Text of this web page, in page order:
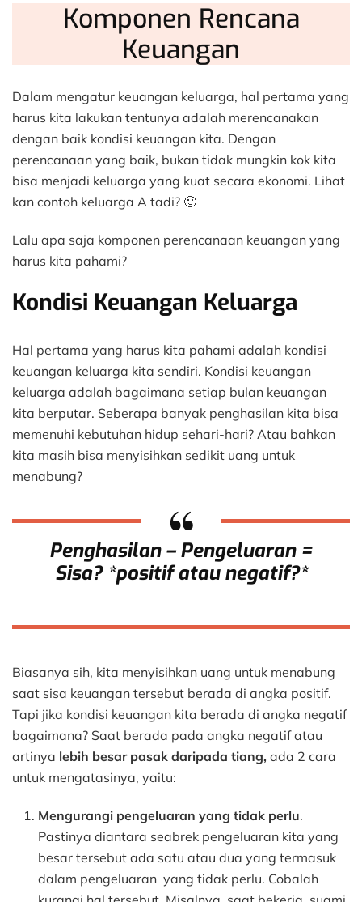
Komponen Rencana
Keuangan
Dalam mengatur keuangan keluarga, hal pertama yang
harus kita lakukan tentunya adalah merencanakan
dengan baik kondisi keuangan kita. Dengan
perencanaan yang baik, bukan tidak mungkin kok kita
bisa menjadi keluarga yang kuat secara ekonomi. Lihat
kan contoh keluarga A tadi? 🙂
Lalu apa saja komponen perencanaan keuangan yang
harus kita pahami?
Kondisi Keuangan Keluarga
Hal pertama yang harus kita pahami adalah kondisi
keuangan keluarga kita sendiri. Kondisi keuangan
keluarga adalah bagaimana setiap bulan keuangan
kita berputar. Seberapa banyak penghasilan kita bisa
memenuhi kebutuhan hidup sehari-hari? Atau bahkan
kita masih bisa menyisihkan sedikit uang untuk
menabung?
Penghasilan – Pengeluaran =
Sisa? *positif atau negatif?*
Biasanya sih, kita menyisihkan uang untuk menabung
saat sisa keuangan tersebut berada di angka positif.
Tapi jika kondisi keuangan kita berada di angka negatif
bagaimana? Saat berada pada angka negatif atau
artinya lebih besar pasak daripada tiang, ada 2 cara
untuk mengatasinya, yaitu:
Mengurangi pengeluaran yang tidak perlu.
Pastinya diantara seabrek pengeluaran kita yang
besar tersebut ada satu atau dua yang termasuk
dalam pengeluaran yang tidak perlu. Cobalah